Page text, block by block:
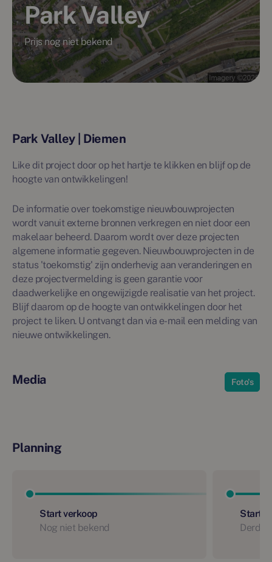
Park Valley
Prijs nog niet bekend
Park Valley | Diemen
Like dit project door op het hartje te klikken en blijf op de
hoogte van ontwikkelingen!
De informatie over toekomstige nieuwbouwprojecten
wordt vanuit externe bronnen verkregen en niet door een
makelaar beheerd. Daarom wordt over deze projecten
algemene informatie gegeven. Nieuwbouwprojecten in de
status 'toekomstig' zijn onderhevig aan veranderingen en
deze projectvermelding is geen garantie voor
daadwerkelijke en ongewijzigde realisatie van het project.
Blijf daarom op de hoogte van ontwikkelingen door het
project te liken. U ontvangt dan via e-mail een melding van
nieuwe ontwikkelingen.
Media Foto's
Planning
Start verkoop
Nog niet bekend
Start
Derde